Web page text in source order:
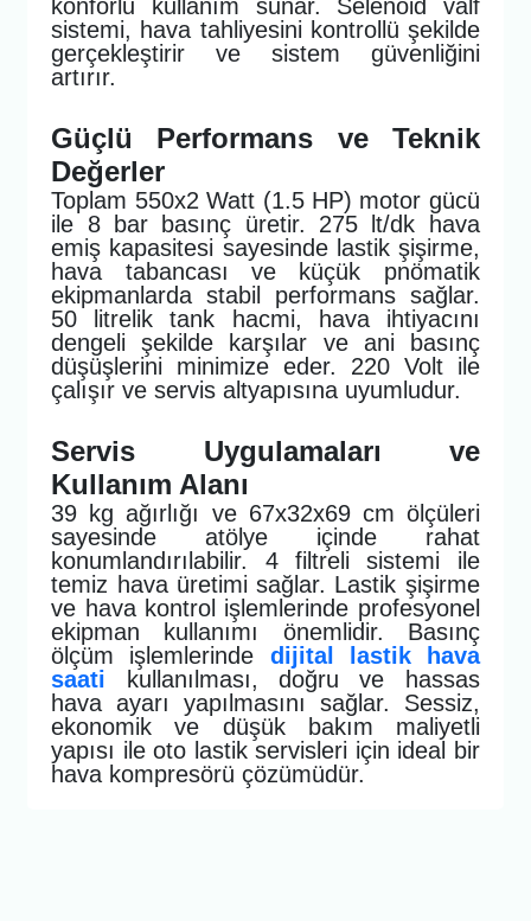
konforlu kullanım sunar. Selenoid valf
sistemi, hava tahliyesini kontrollü şekilde
gerçekleştirir ve sistem güvenliğini
artırır.
Güçlü Performans ve Teknik
Değerler
Toplam 550x2 Watt (1.5 HP) motor gücü
ile 8 bar basınç üretir. 275 lt/dk hava
emiş kapasitesi sayesinde lastik şişirme,
hava tabancası ve küçük pnömatik
ekipmanlarda stabil performans sağlar.
50 litrelik tank hacmi, hava ihtiyacını
dengeli şekilde karşılar ve ani basınç
düşüşlerini minimize eder. 220 Volt ile
çalışır ve servis altyapısına uyumludur.
Servis Uygulamaları ve
Kullanım Alanı
39 kg ağırlığı ve 67x32x69 cm ölçüleri
sayesinde atölye içinde rahat
konumlandırılabilir. 4 filtreli sistemi ile
temiz hava üretimi sağlar. Lastik şişirme
ve hava kontrol işlemlerinde profesyonel
ekipman kullanımı önemlidir. Basınç
ölçüm işlemlerinde dijital lastik hava
saati kullanılması, doğru ve hassas
hava ayarı yapılmasını sağlar. Sessiz,
ekonomik ve düşük bakım maliyetli
yapısı ile oto lastik servisleri için ideal bir
hava kompresörü çözümüdür.